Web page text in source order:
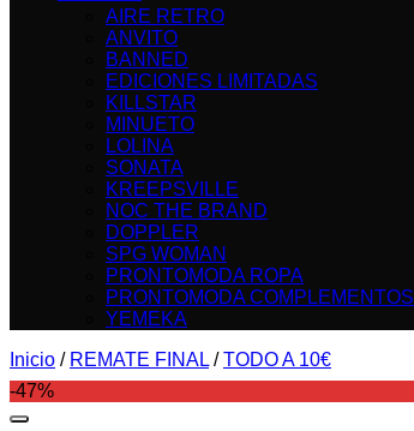
AIRE RETRO
ANVITO
BANNED
EDICIONES LIMITADAS
KILLSTAR
MINUETO
LOLINA
SONATA
KREEPSVILLE
NOC THE BRAND
DOPPLER
SPG WOMAN
PRONTOMODA ROPA
PRONTOMODA COMPLEMENTOS
YEMEKA
Inicio / REMATE FINAL / TODO A 10€
-47%